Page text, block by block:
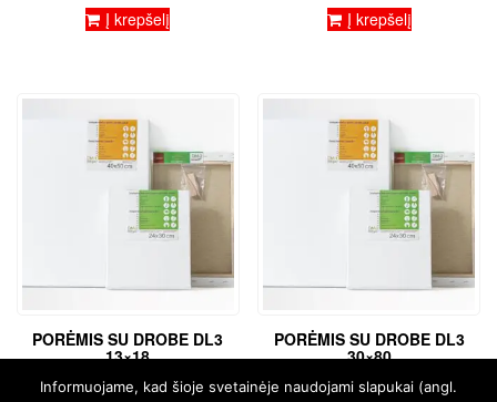
Į krepšelį Į krepšelį
PORĖMIS SU DROBE DL3
13×18
€4,93
PORĖMIS SU DROBE DL3
30×80
€19,24
Informuojame, kad šioje svetainėje naudojami slapukai (angl.